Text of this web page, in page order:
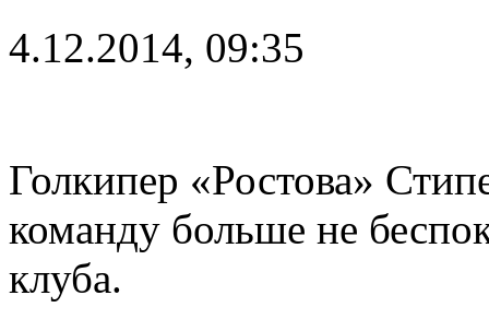
4.12.2014, 09:35
Голкипер «Ростова»
команду больше не
клуба.